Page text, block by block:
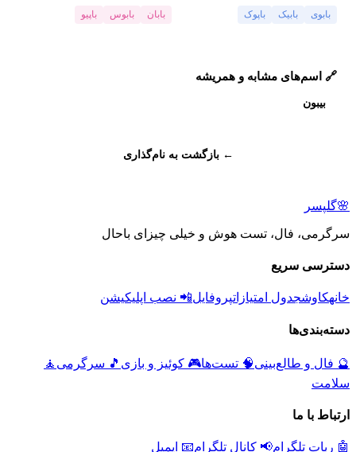
بابوی بابیک باپوک بابان بابوس باپیو
🔗 اسم‌های مشابه و همریشه
بیبون
← بازگشت به نام‌گذاری
🌸گلپسر
سرگرمی، فال، تست هوش و خیلی چیزای باحال
دسترسی سریع
خانهکاوشجدول امتیازاتپروفایل📲 نصب اپلیکیشن
دسته‌بندی‌ها
🔮 فال و طالع‌بینی🧠 تست‌ها🎮 کوئیز و بازی 🎵 سرگرمی 🧘
سلامت
ارتباط با ما
🤖 ربات تلگرام📢 کانال تلگرام📧 ایمیل